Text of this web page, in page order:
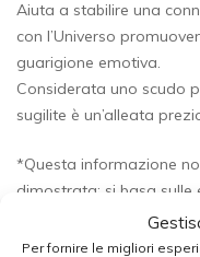
Per fornire le migliori
Aiuta a stabilire una
con l’Universo
guarigione emotiva.
Considerata uno scudo
sugilite è un’alleata
*Questa informazione
dimostrata; si basa sulle
Eventuali proprietà
destinate a sostituire la